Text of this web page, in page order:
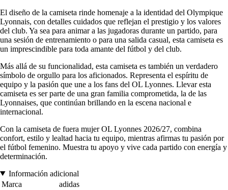
El diseño de la camiseta rinde homenaje a la identidad del Olympique
Lyonnais, con detalles cuidados que reflejan el prestigio y los valores
del club. Ya sea para animar a las jugadoras durante un partido, para
una sesión de entrenamiento o para una salida casual, esta camiseta es
un imprescindible para toda amante del fútbol y del club.
Más allá de su funcionalidad, esta camiseta es también un verdadero
símbolo de orgullo para los aficionados. Representa el espíritu de
equipo y la pasión que une a los fans del OL Lyonnes. Llevar esta
camiseta es ser parte de una gran familia comprometida, la de las
Lyonnaises, que continúan brillando en la escena nacional e
internacional.
Con la camiseta de fuera mujer OL Lyonnes 2026/27, combina
confort, estilo y lealtad hacia tu equipo, mientras afirmas tu pasión por
el fútbol femenino. Muestra tu apoyo y vive cada partido con energía y
determinación.
Información adicional
Marca
adidas